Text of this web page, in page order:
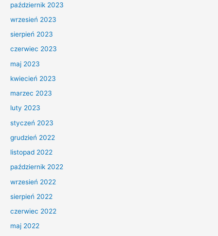
październik 2023
wrzesień 2023
sierpień 2023
czerwiec 2023
maj 2023
kwiecień 2023
marzec 2023
luty 2023
styczeń 2023
grudzień 2022
listopad 2022
październik 2022
wrzesień 2022
sierpień 2022
czerwiec 2022
maj 2022